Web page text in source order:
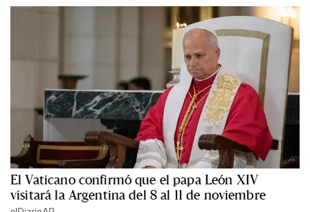
El Vaticano confirmó que el papa León XIV
visitará la Argentina del 8 al 11 de noviembre